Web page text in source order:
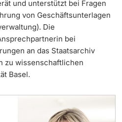
und unterstützt bei Fragen
von Geschäftsunterlagen
Die
bei
an das Staatsarchiv
zu wissenschaftlichen
Basel.